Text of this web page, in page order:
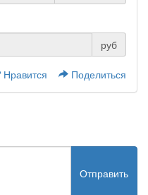
руб
Нравится Поделиться
Отправить